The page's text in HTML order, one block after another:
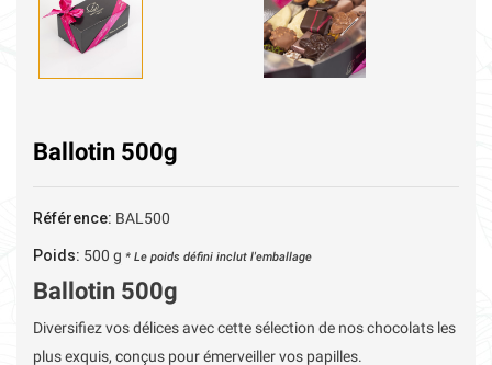
Ballotin 500g
Référence: BAL500
Poids: 500 g * Le poids défini inclut l'emballage
Ballotin 500g
Diversifiez vos délices avec cette sélection de nos chocolats les
plus exquis, conçus pour émerveiller vos papilles.